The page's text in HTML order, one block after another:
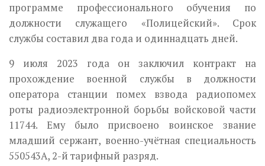
программе профессионального обучения по
должности служащего «Полицейский». Срок
службы составил два года и одиннадцать дней.
9 июля 2023 года он заключил контракт на
прохождение военной службы в должности
оператора станции помех взвода радиопомех
роты радиоэлектронной борьбы войсковой части
11744. Ему было присвоено воинское звание
младший сержант, военно-учётная специальность
550543А, 2-й тарифный разряд.